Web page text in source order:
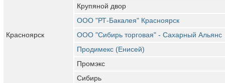
Красноярск
Крупяной двор
ООО "РТ-Бакалея" Красноярск
ООО "Сибирь торговая" - Сахарный Альянс
Продимекс (Енисей)
Промэкс
Сибирь